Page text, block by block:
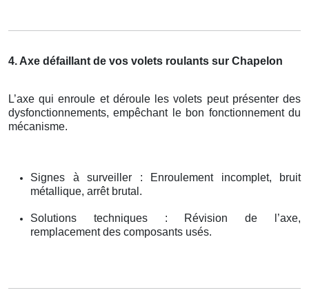
4. Axe défaillant de vos volets roulants sur Chapelon
L’axe qui enroule et déroule les volets peut présenter des
dysfonctionnements, empêchant le bon fonctionnement du
mécanisme.
Signes à surveiller : Enroulement incomplet, bruit
métallique, arrêt brutal.
Solutions techniques : Révision de l’axe,
remplacement des composants usés.